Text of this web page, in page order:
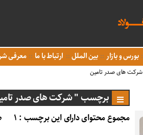
بورس و بازار بین الملل ارتباط با ما معرفی
شرکت های صدر تامین
برچسب " شرکت های صدر
مجموع محتوای دارای این برچسب : ۱